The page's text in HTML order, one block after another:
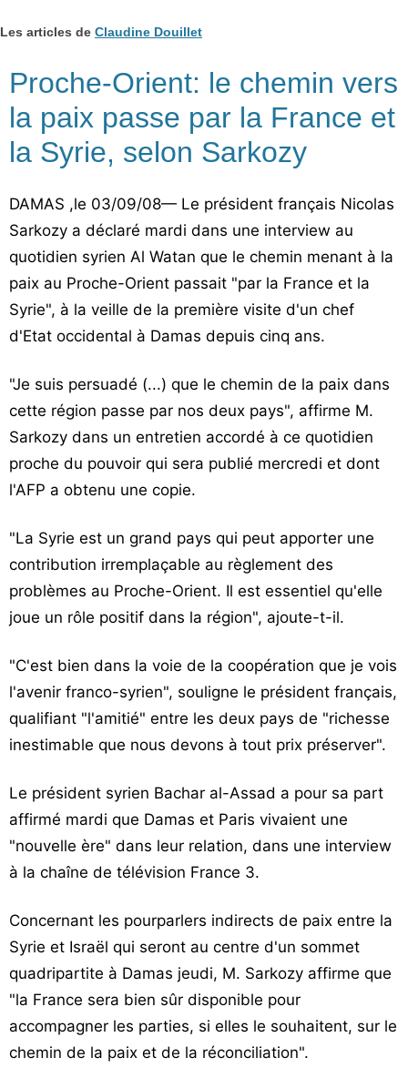
Les articles de Claudine Douillet
Proche-Orient: le chemin vers
la paix passe par la France et
la Syrie, selon Sarkozy
DAMAS ,le 03/09/08— Le président français Nicolas
Sarkozy a déclaré mardi dans une interview au
quotidien syrien Al Watan que le chemin menant à la
paix au Proche-Orient passait "par la France et la
Syrie", à la veille de la première visite d'un chef
d'Etat occidental à Damas depuis cinq ans.
"Je suis persuadé (...) que le chemin de la paix dans
cette région passe par nos deux pays", affirme M.
Sarkozy dans un entretien accordé à ce quotidien
proche du pouvoir qui sera publié mercredi et dont
l'AFP a obtenu une copie.
"La Syrie est un grand pays qui peut apporter une
contribution irremplaçable au règlement des
problèmes au Proche-Orient. Il est essentiel qu'elle
joue un rôle positif dans la région", ajoute-t-il.
"C'est bien dans la voie de la coopération que je vois
l'avenir franco-syrien", souligne le président français,
qualifiant "l'amitié" entre les deux pays de "richesse
inestimable que nous devons à tout prix préserver".
Le président syrien Bachar al-Assad a pour sa part
affirmé mardi que Damas et Paris vivaient une
"nouvelle ère" dans leur relation, dans une interview
à la chaîne de télévision France 3.
Concernant les pourparlers indirects de paix entre la
Syrie et Israël qui seront au centre d'un sommet
quadripartite à Damas jeudi, M. Sarkozy affirme que
"la France sera bien sûr disponible pour
accompagner les parties, si elles le souhaitent, sur le
chemin de la paix et de la réconciliation".